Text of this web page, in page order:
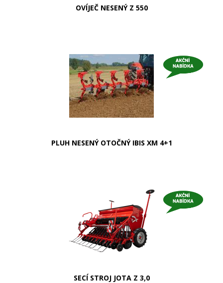
OVÍJEČ NESENÝ Z 550
PLUH NESENÝ OTOČNÝ IBIS XM 4+1
SECÍ STROJ JOTA Z 3,0